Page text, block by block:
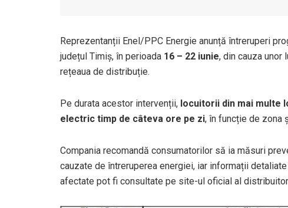
Reprezentanții Enel/PPC Energie anunță întreruperi
județul Timiș, în perioada 16 – 22 iunie, din cauza unor
rețeaua de distribuție.
Pe durata acestor intervenții, locuitorii din mai multe
electric timp de câteva ore pe zi, în funcție de zona
Compania recomandă consumatorilor să ia măsuri
cauzate de întreruperea energiei, iar informații
afectate pot fi consultate pe site-ul oficial al